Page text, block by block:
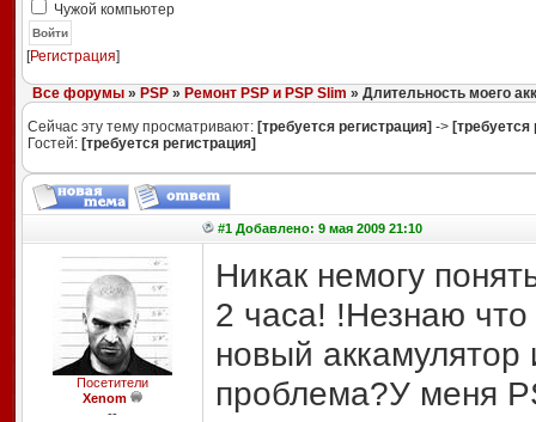
Чужой компьютер
Войти
[Регистрация]
Все форумы» PSP» Ремонт PSP и PSP Slim » Длительность моего
Сейчас эту тему просматривают: [требуется регистрация] -> [требуется
Гостей: [требуется регистрация]
#1 Добавлено: 9 мая 2009 21:10
Посетители
Xenom
--
Никак немогу
2 часа! !Незнаю что
новый
проблема?У меня